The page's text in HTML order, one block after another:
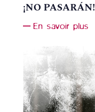
¡NO PASARÁN!
En savoir plus